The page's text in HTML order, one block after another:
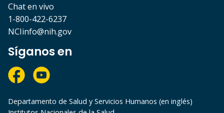
Chat en vivo
1-800-422-6237
NCIinfo@nih.gov
Síganos en
Departamento de Salud y Servicios Humanos (en inglés)